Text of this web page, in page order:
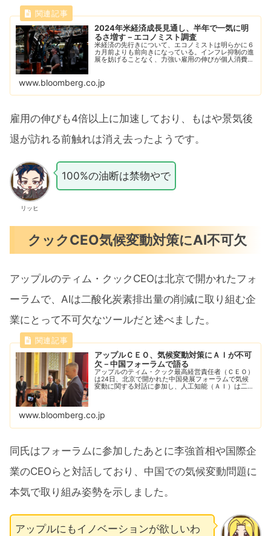
2024年米経済成長見通し、半年で一気に明
るさ増す－エコノミスト調査
米経済の先行きについて、エコノミストは明らかに６
カ月前よりも前向きになっている。インフレ抑制の進
展を妨げることなく、力強い雇用の伸びが個人消費と
www.bloomberg.co.jp
雇用の伸びも4倍以上に加速しており、もはや景気後
退が訪れる前触れは消え去ったようです。
リッヒ
100%の油断は禁物やで
クックCEO気候変動対策にAI不可欠
アップルのティム・クックCEOは北京で開かれたフォ
ーラムで、AIは二酸化炭素排出量の削減に取り組む企
業にとって不可欠なツールだと述べました。
アップルＣＥＯ、気候変動対策にＡＩが不可
欠－中国フォーラムで語る
アップルのティム・クック最高経営責任者（ＣＥＯ）
は24日、北京で開かれた中国発展フォーラムで気候
変動に関する対話に参加し、人工知能（ＡＩ）は二酸
www.bloomberg.co.jp
同氏はフォーラムに参加したあとに李強首相や国際企
業のCEOらと対話しており、中国での気候変動問題に
本気で取り組み姿勢を示しました。
アップルにもイノベーションが欲しいわ